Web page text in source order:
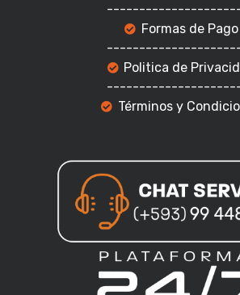
Formas de Pago
Politica de
Términos y